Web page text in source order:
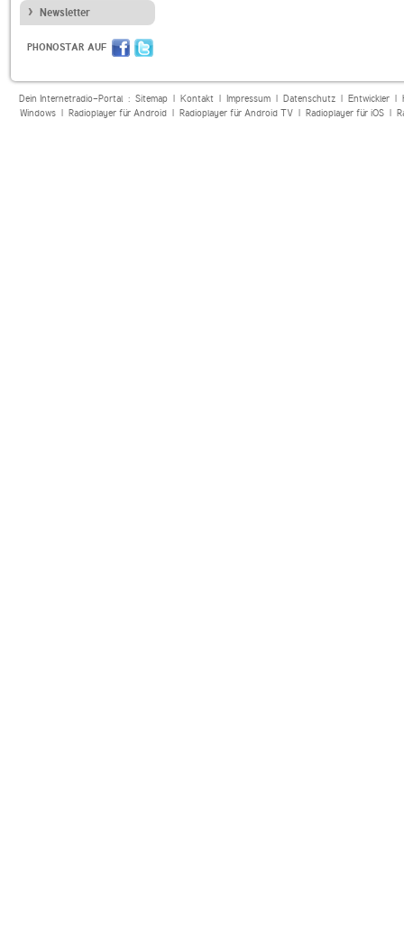
Newsletter
PHONOSTAR AUF
Dein Internetradio-Portal : Sitemap| Kontakt| Impressum| Datenschutz| Entwickler|
Windows| Radioplayer für Android| Radioplayer für Android TV| Radioplayer für iOS|